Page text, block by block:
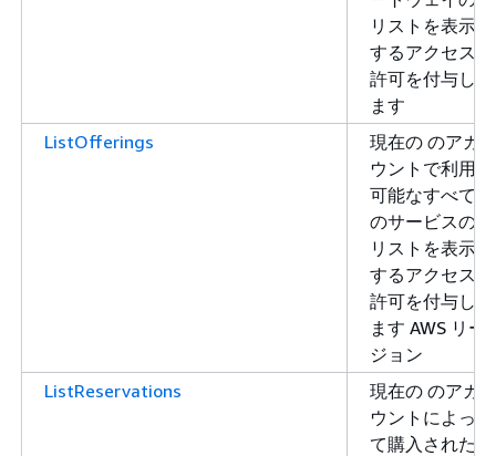
リストを表示
するアクセス
許可を付与し
ます
ListOfferings
現在の のアカ
ウントで利用
可能なすべて
のサービスの
リストを表示
するアクセス
許可を付与し
ます AWS リー
ジョン
ListReservations
現在の のアカ
ウントによっ
て購入された